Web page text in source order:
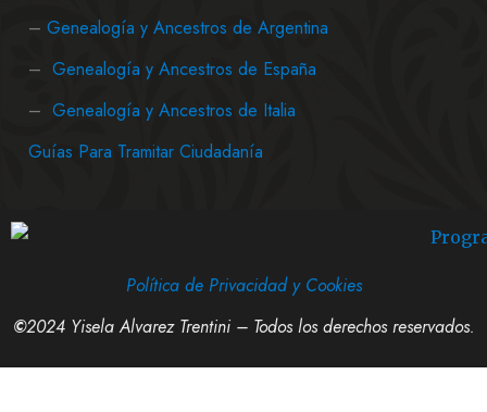
– Genealogía y Ancestros de Argentina
– Genealogía y Ancestros de España
– Genealogía y Ancestros de Italia
Guías Para Tramitar Ciudadanía
Política de Privacidad y Cookies
©2024 Yisela Alvarez Trentini – Todos los derechos reservados.